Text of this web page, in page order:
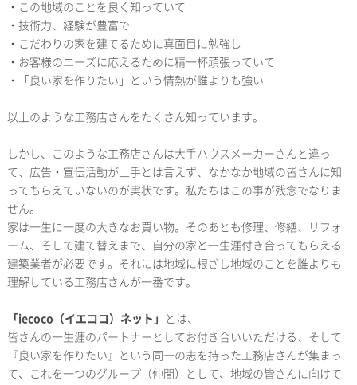
・この地域のことを良く知っていて
・技術力、経験が豊富で
・こだわりの家を建てるために真面目に勉強し
・お客様のニーズに応えるために精一杯頑張っていて
・「良い家を作りたい」という情熱が誰よりも強い
以上のような工務店さんをたくさん知っています。
しかし、このような工務店さんは大手ハウスメーカーさんと違っ
て、広告・宣伝活動が上手とは言えず、なかなか地域の皆さんに知
ってもらえていないのが実状です。私たちはこの事が残念でなりま
せん。
家は一生に一度の大きなお買い物。そのあとも修理、修繕、リフォ
ーム、そして建て替えまで、自分の家と一生涯付き合ってもらえる
建築業者が必要です。それには地域に根ざし地域のことを誰よりも
理解している工務店さんが一番です。
「iecoco （イエココ）ネット」
とは、
皆さんの一生涯のパートナーとしてお付き合いいただける、そして
『良い家を作りたい』という同一の志を持った工務店さんが集まっ
て、これを一つのグループ（仲間）として、地域の皆さんに向けて